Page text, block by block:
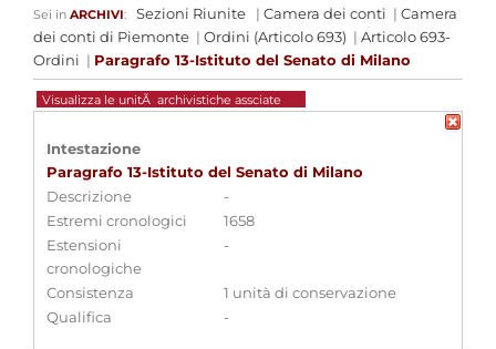
Sei in ARCHIVI: Sezioni Riunite | Camera dei conti | Camera
dei conti di Piemonte | Ordini (Articolo 693) | Articolo 693-
Ordini | Paragrafo 13-Istituto del Senato di Milano
Visualizza le unitÃ archivistiche assciate
Intestazione
Paragrafo 13-Istituto del Senato di Milano
Descrizione
-
Estremi cronologici
1658
Estensioni
cronologiche
-
Consistenza
1 unità di conservazione
Qualifica
-